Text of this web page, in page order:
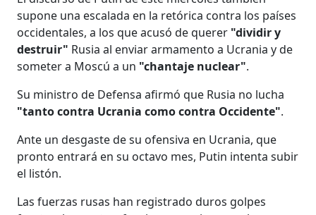
supone una escalada en la retórica contra los países
occidentales, a los que acusó de querer "dividir y
destruir" Rusia al enviar armamento a Ucrania y de
someter a Moscú a un "chantaje nuclear".
Su ministro de Defensa afirmó que Rusia no lucha
"tanto contra Ucrania como contra Occidente".
Ante un desgaste de su ofensiva en Ucrania, que
pronto entrará en su octavo mes, Putin intenta subir
el listón.
Las fuerzas rusas han registrado duros golpes